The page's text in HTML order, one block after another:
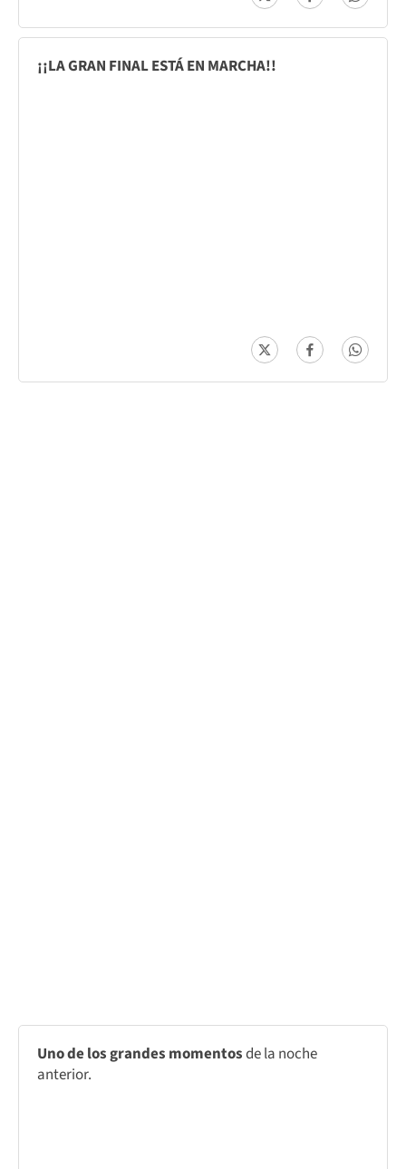
¡¡LA GRAN FINAL ESTÁ EN MARCHA!!
Uno de los grandes momentosde la noche
anterior.